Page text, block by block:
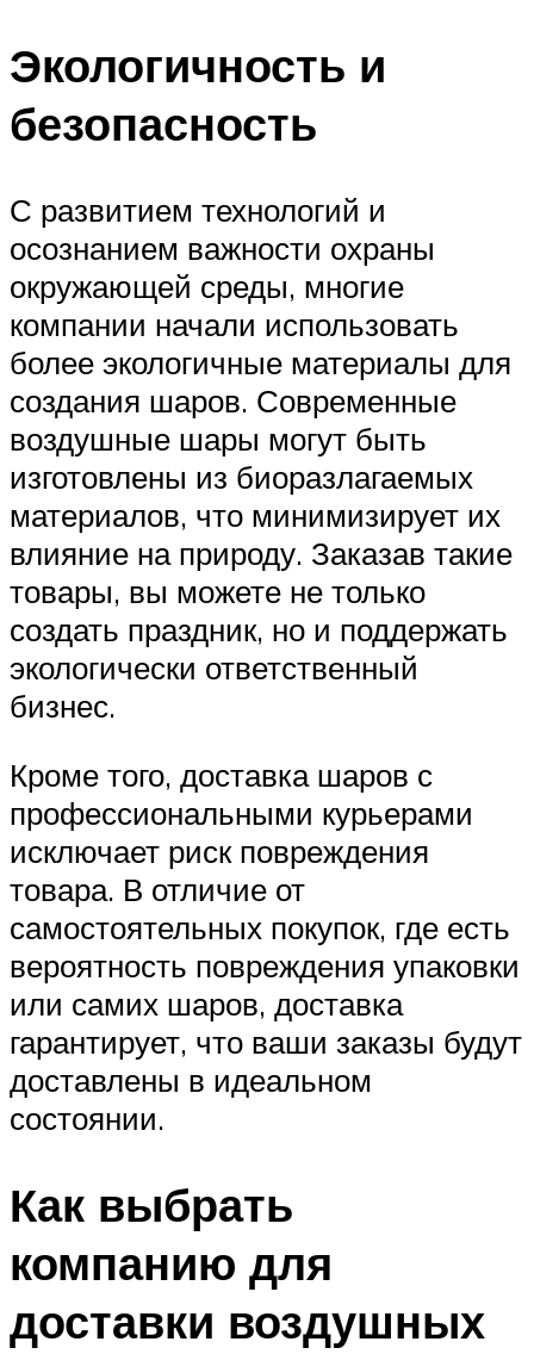
Экологичность и
безопасность
С развитием технологий и
осознанием важности охраны
окружающей среды, многие
компании начали использовать
более экологичные материалы для
создания шаров. Современные
воздушные шары могут быть
изготовлены из биоразлагаемых
материалов, что минимизирует их
влияние на природу. Заказав такие
товары, вы можете не только
создать праздник, но и поддержать
экологически ответственный
бизнес.
Кроме того, доставка шаров с
профессиональными курьерами
исключает риск повреждения
товара. В отличие от
самостоятельных покупок, где есть
вероятность повреждения упаковки
или самих шаров, доставка
гарантирует, что ваши заказы будут
доставлены в идеальном
состоянии.
Как выбрать
компанию для
доставки воздушных